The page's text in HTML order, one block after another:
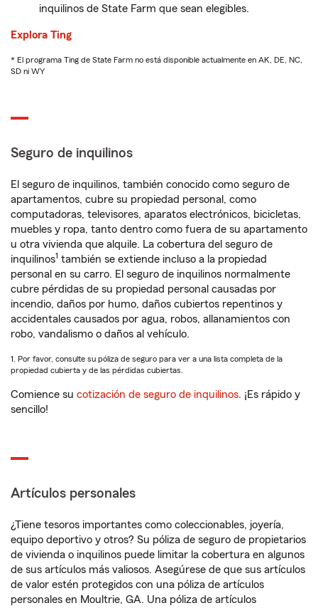
inquilinos de State Farm que sean elegibles.
Explora Ting
* El programa Ting de State Farm no está disponible actualmente en AK, DE, NC,
SD ni WY
Seguro de inquilinos
El seguro de inquilinos, también conocido como seguro de
apartamentos, cubre su propiedad personal, como
computadoras, televisores, aparatos electrónicos, bicicletas,
muebles y ropa, tanto dentro como fuera de su apartamento
u otra vivienda que alquile. La cobertura del seguro de
inquilinos1 también se extiende incluso a la propiedad
personal en su carro. El seguro de inquilinos normalmente
cubre pérdidas de su propiedad personal causadas por
incendio, daños por humo, daños cubiertos repentinos y
accidentales causados por agua, robos, allanamientos con
robo, vandalismo o daños al vehículo.
1. Por favor, consulte su póliza de seguro para ver a una lista completa de la
propiedad cubierta y de las pérdidas cubiertas.
Comience su cotización de seguro de inquilinos. ¡Es rápido y
sencillo!
Artículos personales
¿Tiene tesoros importantes como coleccionables, joyería,
equipo deportivo y otros? Su póliza de seguro de propietarios
de vivienda o inquilinos puede limitar la cobertura en algunos
de sus artículos más valiosos. Asegúrese de que sus artículos
de valor estén protegidos con una póliza de artículos
personales en Moultrie, GA. Una póliza de artículos